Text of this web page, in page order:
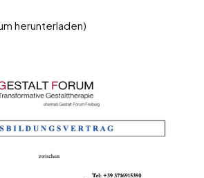
herunterladen)